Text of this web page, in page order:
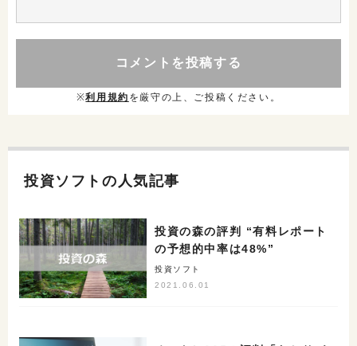
※利用規約 を厳守の上、ご投稿ください。
投資ソフトの人気記事
投資の森の評判 “有料レポート
の予想的中率は48%”
投資ソフト
2021.06.01